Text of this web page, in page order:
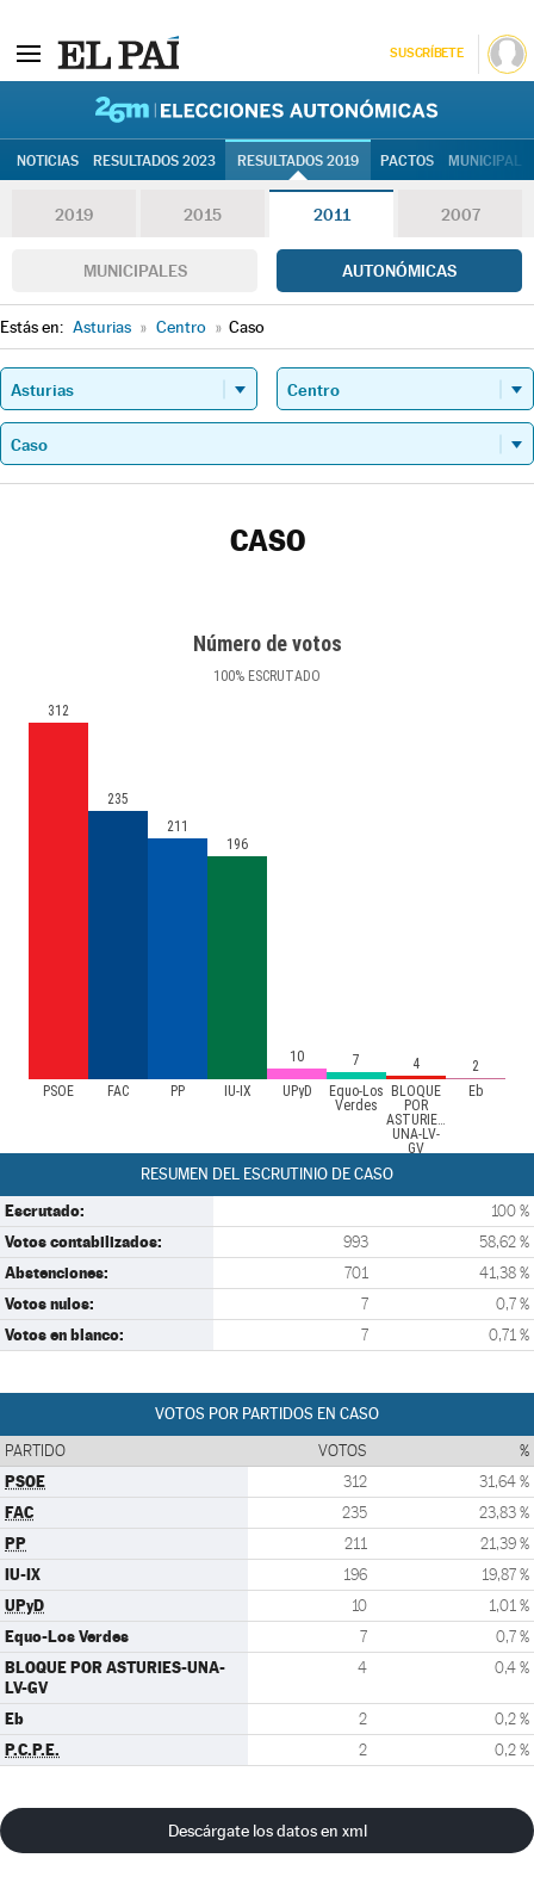
SUSCRÍBETE
NOTICIAS RESULTADOS 2023 RESULTADOS 2019 PACTOS
2019 2015 2011 2007
MUNICIPALES AUTONÓMICAS
Estás en: Asturias » Centro » Caso
CASO
Número de votos
100% ESCRUTADO
PSOE FAC PP IU-IX UPyD
Equo-Los
Verdes
BLOQUE
POR
ASTURIES-
UNA-LV-
GV
Eb
312
235
211
196
10 7 4 2
RESUMEN DEL ESCRUTINIO DE CASO
Escrutado: 100 %
Votos contabilizados: 993 58,62 %
Abstenciones: 701 41,38 %
Votos nulos: 7 0,7 %
Votos en blanco: 7 0,71 %
VOTOS POR PARTIDOS EN CASO
PARTIDO VOTOS %
PSOE 312 31,64 %
FAC 235 23,83 %
PP 211 21,39 %
IU-IX 196 19,87 %
UPyD 10 1,01 %
Equo-Los Verdes 7 0,7 %
BLOQUE POR ASTURIES-UNA-
LV-GV
4 0,4 %
Eb 2 0,2 %
P.C.P.E. 2 0,2 %
Descárgate los datos en xml